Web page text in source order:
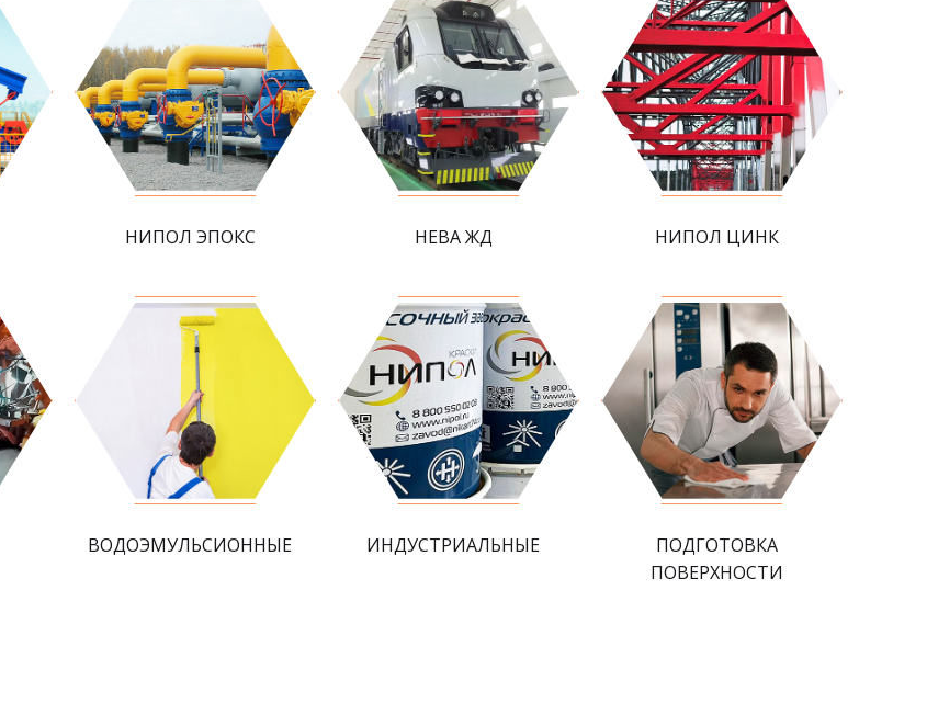
НИПОЛ ЭПОКС НЕВА ЖД НИПОЛ ЦИНК
ВОДОЭМУЛЬСИОННЫЕ ИНДУСТРИАЛЬНЫЕ
ПОДГОТОВКА
ПОВЕРХНОСТИ